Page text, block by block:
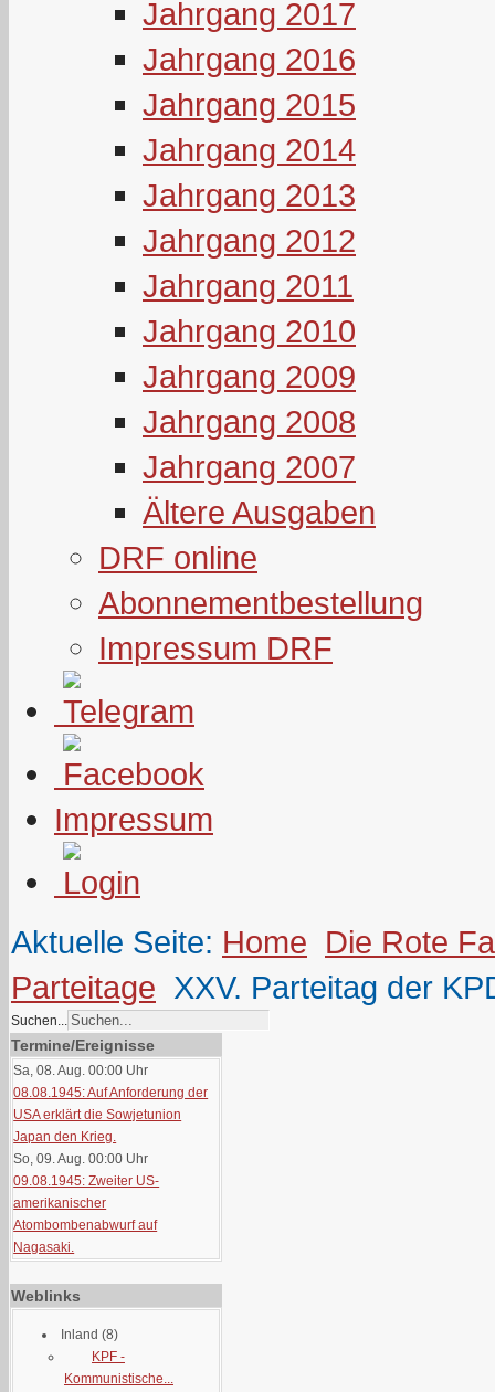
Jahrgang 2017
Jahrgang 2016
Jahrgang 2015
Jahrgang 2014
Jahrgang 2013
Jahrgang 2012
Jahrgang 2011
Jahrgang 2010
Jahrgang 2009
Jahrgang 2008
Jahrgang 2007
Ältere Ausgaben
DRF online
Abonnementbestellung
Impressum DRF
Impressum
Aktuelle Seite: Home Die Rote
Parteitage XXV. Parteitag der
Suchen...
Termine/Ereignisse
Sa, 08. Aug. 00:00 Uhr
08.08.1945: Auf Anforderung der
USA erklärt die Sowjetunion
Japan den Krieg.
So, 09. Aug. 00:00 Uhr
09.08.1945: Zweiter US-
amerikanischer
Atombombenabwurf auf
Nagasaki.
Weblinks
Inland (8)
KPF -
Kommunistische...